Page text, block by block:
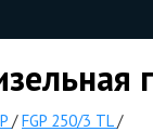
/FGP 250/3 TL /